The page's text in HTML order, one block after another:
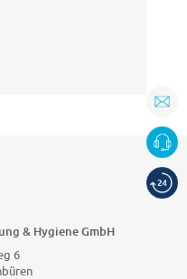
& Hygiene GmbH
6